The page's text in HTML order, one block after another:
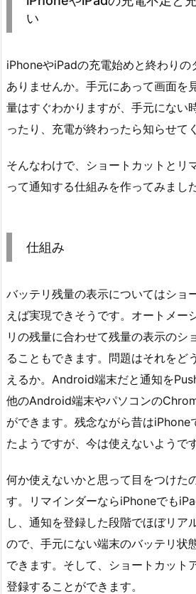
い
iPhoneやiPadの充電始めと終わりの
ありませんか。手元にあって画面を
量はすぐわかりますが、手元にない
ったり、充電が終わったら知らせて
そんなわけで、ショートカットとリ
って通知する仕組みを作ってみました
仕組み
バッテリ残量の表示についてはショ
えば実現できそうです。オートメー
リの残量に合わせて残量の表示のシ
ることもできます。問題はそれをど
えるか。Android端末だと通知を
他のAndroid端末やパソコンの
ができます。残念ながら昔はiPhone
たようですが、今は使えないようです
何か使えないかと思って目をつけた
す。リマインダーならiPhoneでも
し、通知を登録した段階でほぼリア
ので、手元にない端末のバッテリ状
できます。そして、ショートカット
登録することができます。